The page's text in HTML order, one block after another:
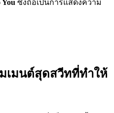
You ซึ่งถือเป็นการแสดงความ
เมนต์สุดสวีทที่ทำให้